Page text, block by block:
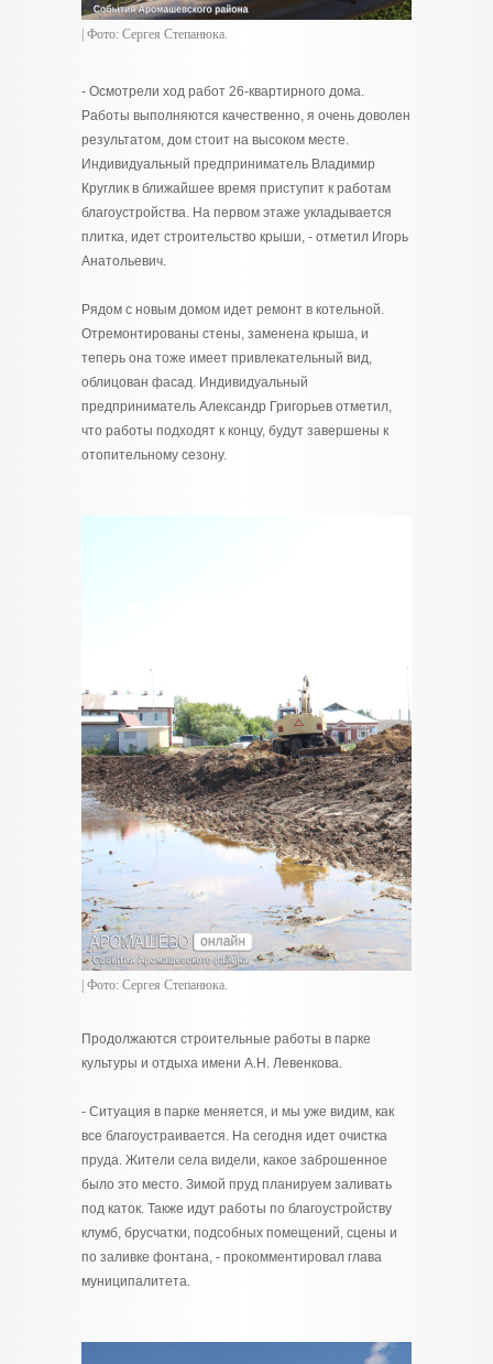
| Фото: Сергея Степанюка.
- Осмотрели ход работ 26-квартирного дома.
Работы выполняются качественно, я очень доволен
результатом, дом стоит на высоком месте.
Индивидуальный предприниматель Владимир
Круглик в ближайшее время приступит к работам
благоустройства. На первом этаже укладывается
плитка, идет строительство крыши, - отметил Игорь
Анатольевич.
Рядом с новым домом идет ремонт в котельной.
Отремонтированы стены, заменена крыша, и
теперь она тоже имеет привлекательный вид,
облицован фасад. Индивидуальный
предприниматель Александр Григорьев отметил,
что работы подходят к концу, будут завершены к
отопительному сезону.
| Фото: Сергея Степанюка.
Продолжаются строительные работы в парке
культуры и отдыха имени А.Н. Левенкова.
- Ситуация в парке меняется, и мы уже видим, как
все благоустраивается. На сегодня идет очистка
пруда. Жители села видели, какое заброшенное
было это место. Зимой пруд планируем заливать
под каток. Также идут работы по благоустройству
клумб, брусчатки, подсобных помещений, сцены и
по заливке фонтана, - прокомментировал глава
муниципалитета.